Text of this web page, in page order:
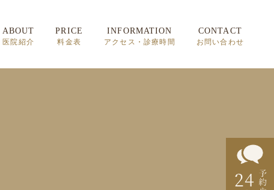
ABOUT
医院紹介
PRICE
料金表
INFORMATION
アクセス・診療時間
CONTACT
お問い合わせ